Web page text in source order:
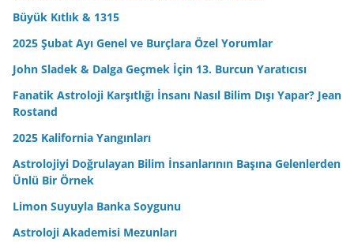
Büyük Kıtlık & 1315
2025 Şubat Ayı Genel ve Burçlara Özel Yorumlar
John Sladek & Dalga Geçmek İçin 13. Burcun Yaratıcısı
Fanatik Astroloji Karşıtlığı İnsanı Nasıl Bilim Dışı Yapar? Jean
Rostand
2025 Kalifornia Yangınları
Astrolojiyi Doğrulayan Bilim İnsanlarının Başına Gelenlerden
Ünlü Bir Örnek
Limon Suyuyla Banka Soygunu
Astroloji Akademisi Mezunları